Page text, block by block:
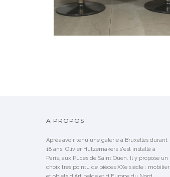
A PROPOS
Après avoir tenu une galerie à Bruxelles durant
18 ans, Olivier Hutzemakers s'est installé à
Paris, aux Puces de Saint Ouen. Il y propose un
choix très pointu de pièces XXe siècle : mobilier